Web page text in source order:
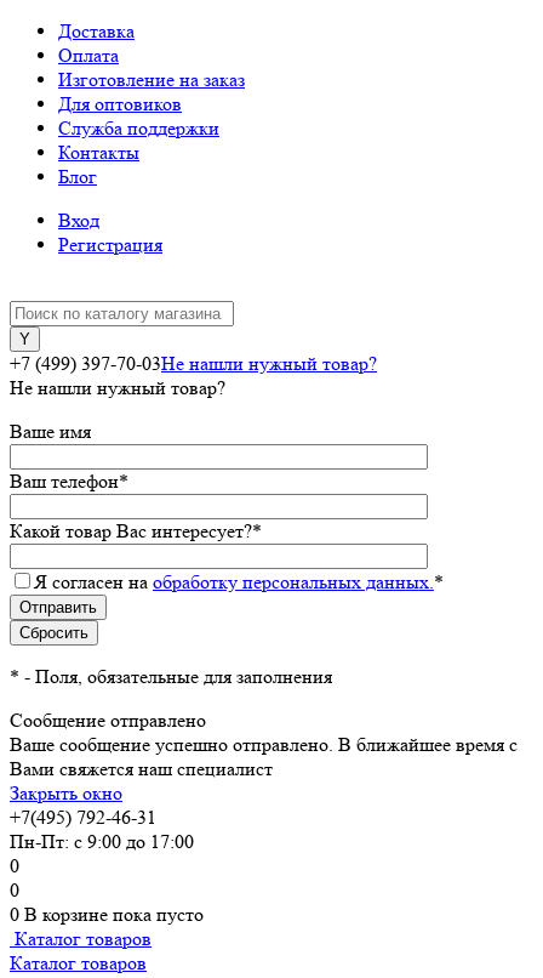
Доставка
Оплата
Изготовление на заказ
Для оптовиков
Служба поддержки
Контакты
Блог
Вход
Регистрация
+7 (499) 397-70-03Не нашли нужный товар?
Не нашли нужный товар?
Ваше имя
Ваш телефон*
Какой товар Вас интересует?*
Я согласен на обработку персональных данных.*
* - Поля, обязательные для заполнения
Сообщение отправлено
Ваше сообщение успешно отправлено. В ближайшее время с
Вами свяжется наш специалист
Закрыть окно
+7(495) 792-46-31
Пн-Пт: с 9:00 до 17:00
0
0
0 В корзине пока пусто
Каталог товаров
Каталог товаров